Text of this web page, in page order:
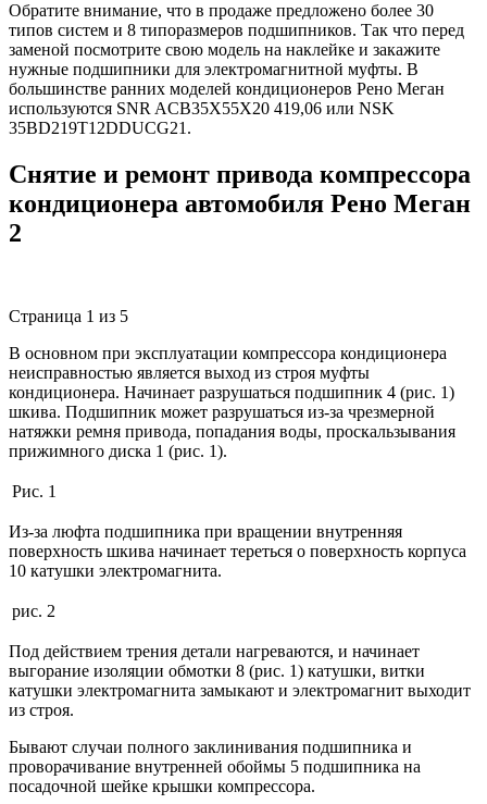
Обратите внимание, что в продаже предложено более 30
типов систем и 8 типоразмеров подшипников. Так что перед
заменой посмотрите свою модель на наклейке и закажите
нужные подшипники для электромагнитной муфты. В
большинстве ранних моделей кондиционеров Рено Меган
используются SNR ACB35X55X20 419,06 или NSK
35BD219T12DDUCG21.
Снятие и ремонт привода компрессора
кондиционера автомобиля Рено Меган
2
Страница 1 из 5
В основном при эксплуатации компрессора кондиционера
неисправностью является выход из строя муфты
кондиционера. Начинает разрушаться подшипник 4 (рис. 1)
шкива. Подшипник может разрушаться из-за чрезмерной
натяжки ремня привода, попадания воды, проскальзывания
прижимного диска 1 (рис. 1).
Рис. 1
Из-за люфта подшипника при вращении внутренняя
поверхность шкива начинает тереться о поверхность корпуса
10 катушки электромагнита.
рис. 2
Под действием трения детали нагреваются, и начинает
выгорание изоляции обмотки 8 (рис. 1) катушки, витки
катушки электромагнита замыкают и электромагнит выходит
из строя.
Бывают случаи полного заклинивания подшипника и
проворачивание внутренней обоймы 5 подшипника на
посадочной шейке крышки компрессора.